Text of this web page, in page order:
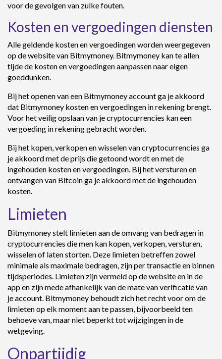
voor de gevolgen van zulke fouten.
Kosten en vergoedingen diensten
Alle geldende kosten en vergoedingen worden weergegeven
op de website van Bitmymoney. Bitmymoney kan te allen
tijde de kosten en vergoedingen aanpassen naar eigen
goeddunken.
Bij het openen van een Bitmymoney account ga je akkoord
dat Bitmymoney kosten en vergoedingen in rekening brengt.
Voor het veilig opslaan van je cryptocurrencies kan een
vergoeding in rekening gebracht worden.
Bij het kopen, verkopen en wisselen van cryptocurrencies ga
je akkoord met de prijs die getoond wordt en met de
ingehouden kosten en vergoedingen. Bij het versturen en
ontvangen van Bitcoin ga je akkoord met de ingehouden
kosten.
Limieten
Bitmymoney stelt limieten aan de omvang van bedragen in
cryptocurrencies die men kan kopen, verkopen, versturen,
wisselen of laten storten. Deze limieten betreffen zowel
minimale als maximale bedragen, zijn per transactie en binnen
tijdsperiodes. Limieten zijn vermeld op de website en in de
app en zijn mede afhankelijk van de mate van verificatie van
je account. Bitmymoney behoudt zich het recht voor om de
limieten op elk moment aan te passen, bijvoorbeeld ten
behoeve van, maar niet beperkt tot wijzigingen in de
wetgeving.
Onpartijdig